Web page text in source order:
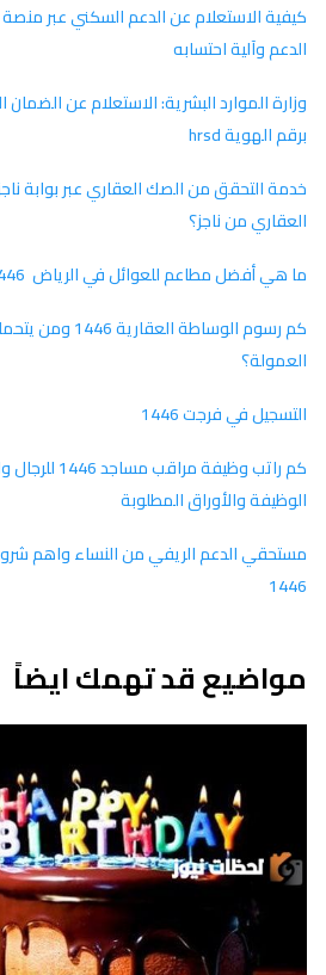
الدعم وآلية احتسابه
برقم الهوية hrsd
العقاري من ناجز؟
ما هي أفضل مطاعم للعوائل في الرياض 1446 ومواقعها
كم رسوم الوساطة
العمولة؟
التسجيل في فرجت 1446
كم راتب وظيفة
الوظيفة والأوراق المطلوبة
مستحقي الدعم الريفي من النساء واهم
1446
مواضيع قد تهمك ايضاً